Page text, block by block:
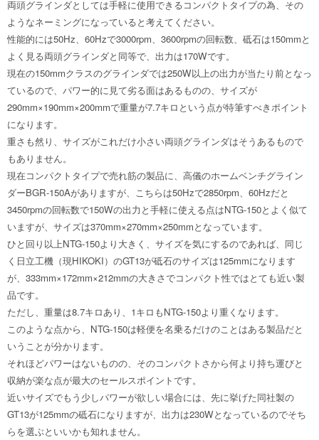
両頭グラインダとしては手軽に使用できるコンパクトタイプの為、その
ようなネーミングになっていると考えてください。
性能的には50Hz、60Hzで3000rpm、3600rpmの回転数、砥石は150mmと
よく見る両頭グラインダと同等で、出力は170Wです。
現在の150mmクラスのグラインダでは250W以上の出力が当たり前となっ
ているので、パワー的に見て劣る面はあるものの、サイズが
290mm×190mm×200mmで重量が7.7キロという点が特筆すべきポイント
になります。
重さも然り、サイズがこれだけ小さい両頭グラインダはそうあるもので
もありません。
現在コンパクトタイプで売れ筋の製品に、高儀のホームベンチグライン
ダーBGR-150Aがありますが、こちらは50Hzで2850rpm、60Hzだと
3450rpmの回転数で150Wの出力と手軽に使える点はNTG-150とよく似て
いますが、サイズは370mm×270mm×250mmとなっています。
ひと回り以上NTG-150より大きく、サイズを気にするのであれば、同じ
く日立工機（現HIKOKI）のGT13が砥石のサイズは125mmになります
が、333mm×172mm×212mmの大きさでコンパクト性ではとても近い製
品です。
ただし、重量は8.7キロあり、1キロもNTG-150より重くなります。
このような点から、NTG-150は軽便を名乗るだけのことはある製品だと
いうことが分かります。
それほどパワーはないものの、そのコンパクトさから何より持ち運びと
収納が楽な点が最大のセールスポイントです。
近いサイズでもう少しパワーが欲しい場合には、先に挙げた同社製の
GT13が125mmの砥石になりますが、出力は230Wとなっているのでそち
らを選ぶといいかも知れません。